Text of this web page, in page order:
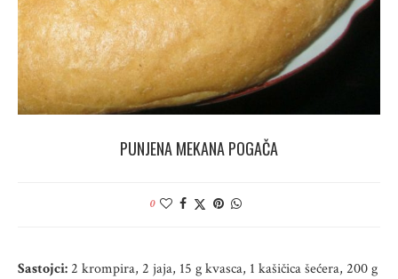
PUNJENA MEKANA POGAČA
0
Sastojci:2 krompira, 2 jaja, 15 g kvasca, 1 kašičica šećera, 200 g